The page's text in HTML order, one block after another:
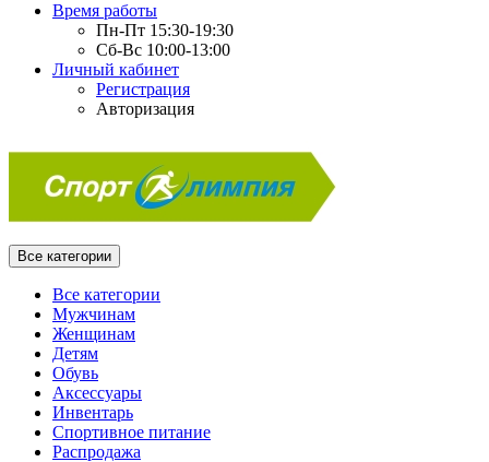
Время работы
Пн-Пт 15:30-19:30
Сб-Вс 10:00-13:00
Личный кабинет
Регистрация
Авторизация
Все категории
Все категории
Мужчинам
Женщинам
Детям
Обувь
Аксессуары
Инвентарь
Спортивное питание
Распродажа